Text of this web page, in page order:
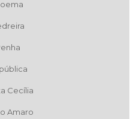
Cecília
Amaro